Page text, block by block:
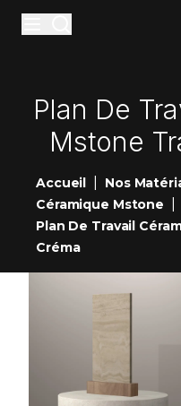
Accessoires
Entretiens
Réalisations
Nouveautés
Showrooms
Plan De
Mstone
Accueil Nos
Céramique Mstone
Plan De Travail
Créma